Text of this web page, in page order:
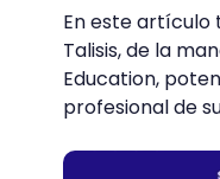
En este
Talisis, de la
Education,
profesional de